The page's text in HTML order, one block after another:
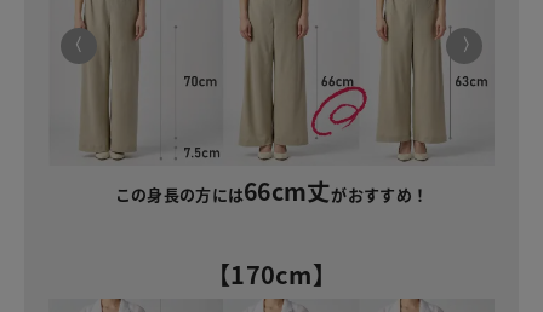
この身長の方には66cm丈がおすすめ！
【170cm】